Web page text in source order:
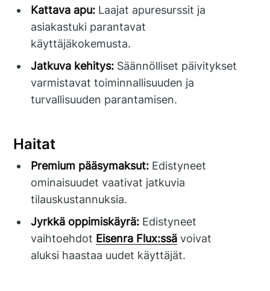
Kattava apu: Laajat apuresurssit ja
asiakastuki parantavat
käyttäjäkokemusta.
Jatkuva kehitys: Säännölliset päivitykset
varmistavat toiminnallisuuden ja
turvallisuuden parantamisen.
Haitat
Premium pääsymaksut: Edistyneet
ominaisuudet vaativat jatkuvia
tilauskustannuksia.
Jyrkkä oppimiskäyrä: Edistyneet
vaihtoehdot Eisenra Flux:ssä voivat
aluksi haastaa uudet käyttäjät.